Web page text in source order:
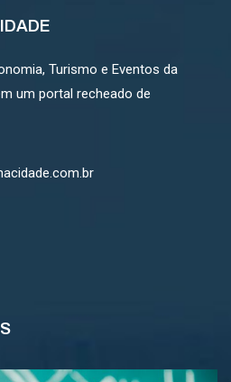
Turismo e Eventos da
um portal recheado de